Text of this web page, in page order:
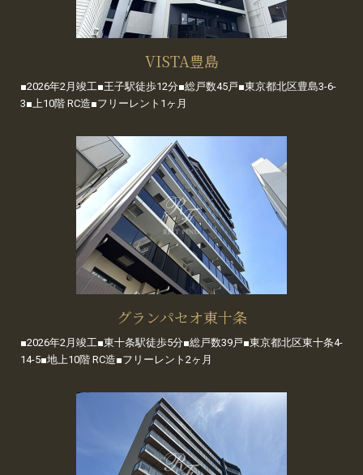
VISTA豊島
■2026年2月竣工■王子駅徒歩12分■総戸数45戸■東京都北区豊島3-6-
3■上10階 RC造■フリーレント1ヶ月
グランパセオ東十条
■2026年2月竣工■東十条駅徒歩5分■総戸数39戸■東京都北区東十条4-
14-5■地上10階 RC造■フリーレント2ヶ月